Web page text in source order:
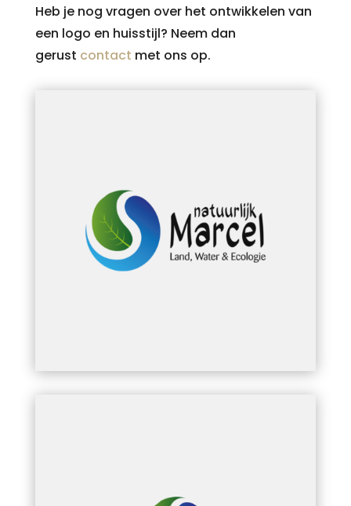
Heb je nog vragen over het ontwikkelen van
een logo en huisstijl? Neem dan
gerust contact met ons op.